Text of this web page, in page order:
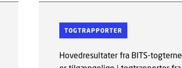
TOGTRAPPORTER
Hovedresultater fra BITS-togterne